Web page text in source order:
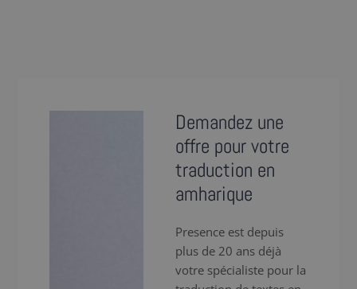
Demandez une
offre pour votre
traduction en
amharique
Presence est depuis
plus de 20 ans déjà
votre spécialiste pour la